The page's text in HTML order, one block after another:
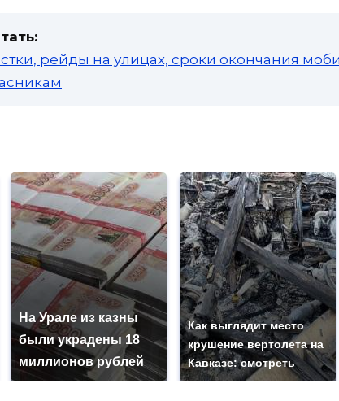
рейды на улицах, сроки окончания
На Урале из казны
были украдены 18
миллионов рублей
Как выглядит место
крушение вертолета на
Кавказе: смотреть